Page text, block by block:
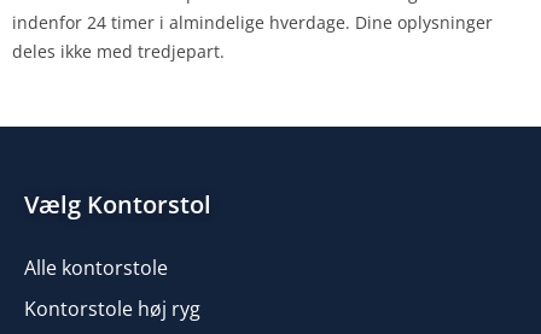
indenfor 24 timer i almindelige hverdage. Dine oplysninger
deles ikke med tredjepart.
Vælg Kontorstol
Alle kontorstole
Kontorstole høj ryg